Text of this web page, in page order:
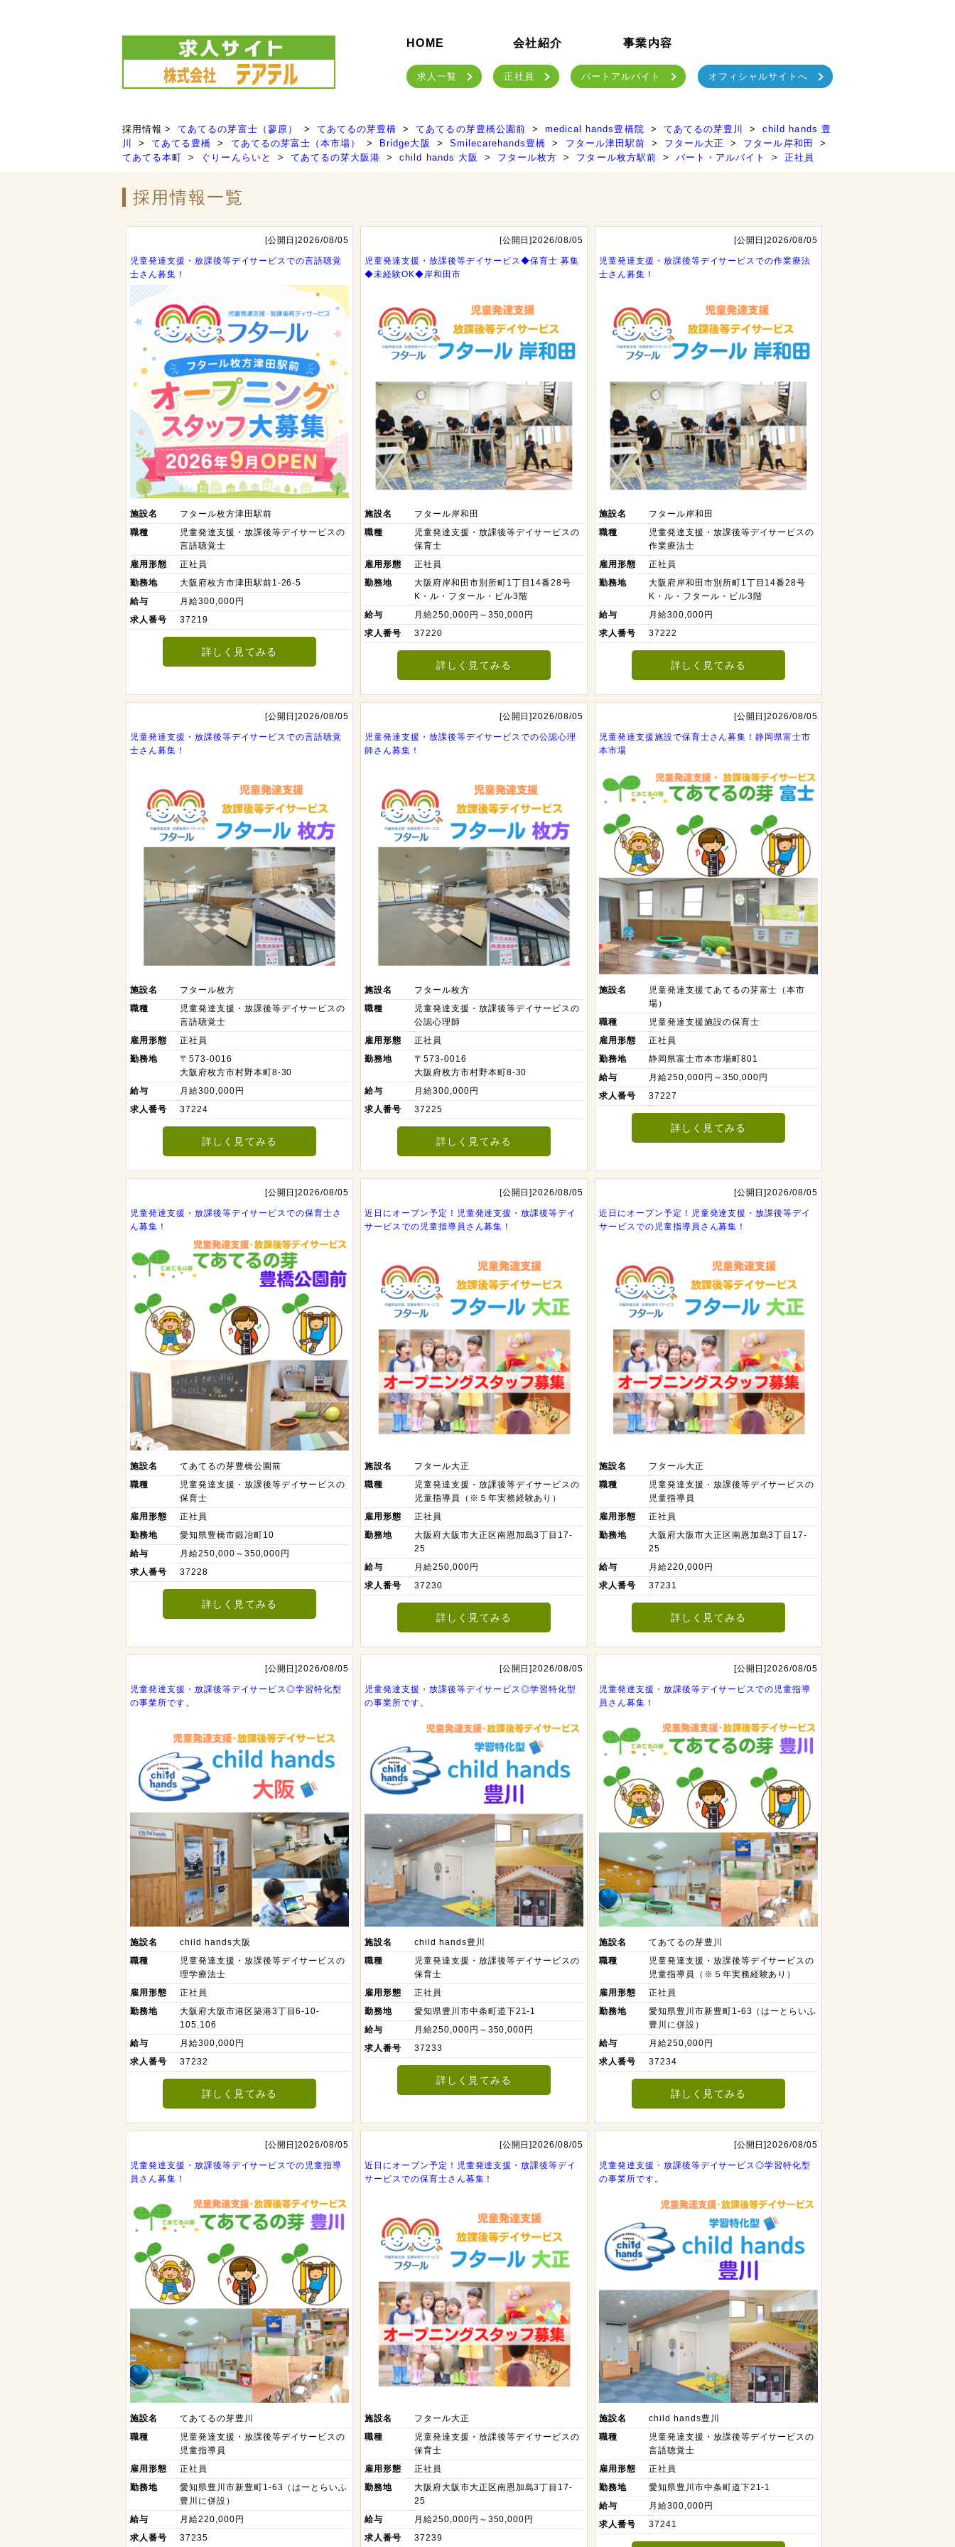
HOME 会社紹介 事業内容
求人一覧 正社員 パートアルバイト オフィシャルサイトへ
採用情報 てあてるの芽富士（蓼原） てあてるの芽豊橋 てあてるの芽豊橋公園前 medical hands豊橋院 てあてるの芽豊川
child hands 豊
川
てあてる豊橋 てあてるの芽富士（本市場） Bridge大阪 Smilecarehands豊橋 フタール津田駅前 フタール大正
フタール岸和田
てあてる本町
ぐりーんらいと てあてるの芽大阪港 child hands 大阪 フタール枚方 フタール枚方駅前 パート・アルバイト 正社員
採用情報一覧
[公開日]2026/08/05
児童発達支援・放課後等デイサービスでの言語聴覚
士さん募集！
施設名
フタール枚方津田駅前
職種
児童発達支援・放課後等デイサービスの
言語聴覚士
雇用形態
正社員
勤務地
大阪府枚方市津田駅前1-26-5
給与
月給300,000円
求人番号
37219
詳しく見てみる
[公開日]2026/08/05
児童発達支援・放課後等デイサービス◆保育士 募集
◆未経験OK◆岸和田市
施設名
フタール岸和田
職種
児童発達支援・放課後等デイサービスの
保育士
雇用形態
正社員
勤務地
大阪府岸和田市別所町1丁目14番28号
K・ル・フタール・ビル3階
給与
月給250,000円～350,000円
求人番号
37220
詳しく見てみる
[公開日]2026/08/05
児童発達支援・放課後等デイサービスでの作業療法
士さん募集！
施設名
フタール岸和田
職種
児童発達支援・放課後等デイサービスの
作業療法士
雇用形態
正社員
勤務地
大阪府岸和田市別所町1丁目14番28号
K・ル・フタール・ビル3階
給与
月給300,000円
求人番号
37222
詳しく見てみる
[公開日]2026/08/05
児童発達支援・放課後等デイサービスでの言語聴覚
士さん募集！
施設名
フタール枚方
職種
児童発達支援・放課後等デイサービスの
言語聴覚士
雇用形態
正社員
勤務地
〒573-0016
大阪府枚方市村野本町8-30
給与
月給300,000円
求人番号
37224
詳しく見てみる
[公開日]2026/08/05
児童発達支援・放課後等デイサービスでの公認心理
師さん募集！
施設名
フタール枚方
職種
児童発達支援・放課後等デイサービスの
公認心理師
雇用形態
正社員
勤務地
〒573-0016
大阪府枚方市村野本町8-30
給与
月給300,000円
求人番号
37225
詳しく見てみる
[公開日]2026/08/05
児童発達支援施設で保育士さん募集！静岡県富士市
本市場
施設名
児童発達支援てあてるの芽富士（本市
場）
職種
児童発達支援施設の保育士
雇用形態
正社員
勤務地
静岡県富士市本市場町801
給与
月給250,000円～350,000円
求人番号
37227
詳しく見てみる
[公開日]2026/08/05
児童発達支援・放課後等デイサービスでの保育士さ
ん募集！
施設名
てあてるの芽豊橋公園前
職種
児童発達支援・放課後等デイサービスの
保育士
雇用形態
正社員
勤務地
愛知県豊橋市鍛冶町10
給与
月給250,000～350,000円
求人番号
37228
詳しく見てみる
[公開日]2026/08/05
近日にオープン予定！児童発達支援・放課後等デイ
サービスでの児童指導員さん募集！
施設名
フタール大正
職種
児童発達支援・放課後等デイサービスの
児童指導員（※５年実務経験あり）
雇用形態
正社員
勤務地
大阪府大阪市大正区南恩加島3丁目17-
25
給与
月給250,000円
求人番号
37230
詳しく見てみる
[公開日]2026/08/05
近日にオープン予定！児童発達支援・放課後等デイ
サービスでの児童指導員さん募集！
施設名
フタール大正
職種
児童発達支援・放課後等デイサービスの
児童指導員
雇用形態
正社員
勤務地
大阪府大阪市大正区南恩加島3丁目17-
25
給与
月給220,000円
求人番号
37231
詳しく見てみる
[公開日]2026/08/05
児童発達支援・放課後等デイサービス◎学習特化型
の事業所です。
施設名
child hands大阪
職種
児童発達支援・放課後等デイサービスの
理学療法士
雇用形態
正社員
勤務地
大阪府大阪市港区築港3丁目6-10-
105.106
給与
月給300,000円
求人番号
37232
詳しく見てみる
[公開日]2026/08/05
児童発達支援・放課後等デイサービス◎学習特化型
の事業所です。
施設名
child hands豊川
職種
児童発達支援・放課後等デイサービスの
保育士
雇用形態
正社員
勤務地
愛知県豊川市中条町道下21-1
給与
月給250,000円～350,000円
求人番号
37233
詳しく見てみる
[公開日]2026/08/05
児童発達支援・放課後等デイサービスでの児童指導
員さん募集！
施設名
てあてるの芽豊川
職種
児童発達支援・放課後等デイサービスの
児童指導員（※５年実務経験あり）
雇用形態
正社員
勤務地
愛知県豊川市新豊町1-63（はーとらいふ
豊川に併設）
給与
月給250,000円
求人番号
37234
詳しく見てみる
[公開日]2026/08/05
児童発達支援・放課後等デイサービスでの児童指導
員さん募集！
施設名
てあてるの芽豊川
職種
児童発達支援・放課後等デイサービスの
児童指導員
雇用形態
正社員
勤務地
愛知県豊川市新豊町1-63（はーとらいふ
豊川に併設）
給与
月給220,000円
求人番号
37235
[公開日]2026/08/05
近日にオープン予定！児童発達支援・放課後等デイ
サービスでの保育士さん募集！
施設名
フタール大正
職種
児童発達支援・放課後等デイサービスの
保育士
雇用形態
正社員
勤務地
大阪府大阪市大正区南恩加島3丁目17-
25
給与
月給250,000円～350,000円
求人番号
37239
[公開日]2026/08/05
児童発達支援・放課後等デイサービス◎学習特化型
の事業所です。
施設名
child hands豊川
職種
児童発達支援・放課後等デイサービスの
言語聴覚士
雇用形態
正社員
勤務地
愛知県豊川市中条町道下21-1
給与
月給300,000円
求人番号
37241